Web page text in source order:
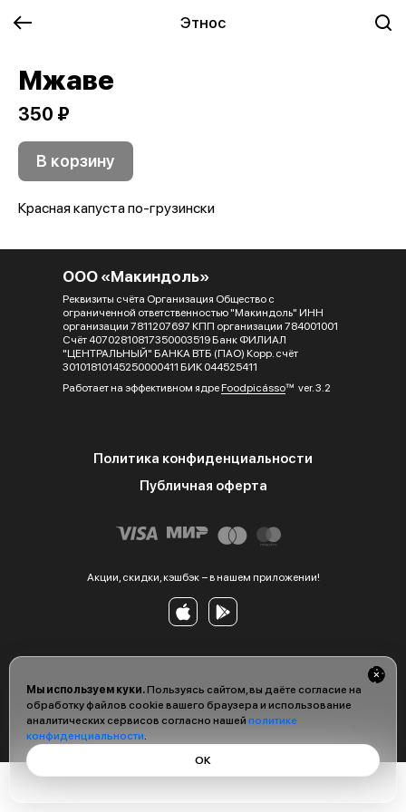
Этнос
Мы используем куки.Пользуясь сайтом, вы даёте согласие на
обработку файлов cookie вашего браузера и использование
аналитических сервисов согласно нашей политике
конфиденциальности.
ОК
Мжаве
350 ₽
В корзину
Красная капуста по-грузински
ООО «Макиндоль»
Реквизиты счёта Организация Общество с
ограниченной ответственностью "Макиндоль" ИНН
организации 7811207697 КПП организации 784001001
Счёт 40702810817350003519 Банк ФИЛИАЛ
"ЦЕНТРАЛЬНЫЙ" БАНКА ВТБ (ПАО) Корр. счёт
30101810145250000411 БИК 044525411
Работает на эффективном ядреFoodpicássover. 3.2
Политика конфиденциальности
Публичная оферта
Акции, скидки, кэшбэк − в нашем приложении!